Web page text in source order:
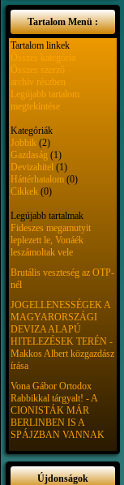
Tartalom Menü :
Tartalom linkek
Összes kategória
Összes szerző
archív részben
Legújabb tartalom
megtekintése
Kategóriák
Jobbik (2)
Gazdaság (1)
Devizahitel (1)
Háttérhatalom (0)
Cikkek (0)
Legújabb tartalmak
Fideszes megamutyit
leplezett le, Vonáék
leszámoltak vele
Brutális veszteség az OTP-
nél
JOGELLENESSÉGEK A
MAGYARORSZÁGI
DEVIZA ALAPÚ
HITELEZÉSEK TERÉN -
Makkos Albert közgazdász
írása
Vona Gábor Ortodox
Rabbikkal tárgyalt! - A
CIONISTÁK MÁR
BERLINBEN IS A
SPÁJZBAN VANNAK
Újdonságok